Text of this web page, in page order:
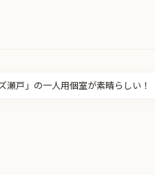
瀬戸」の一人用個室が素晴らしい！